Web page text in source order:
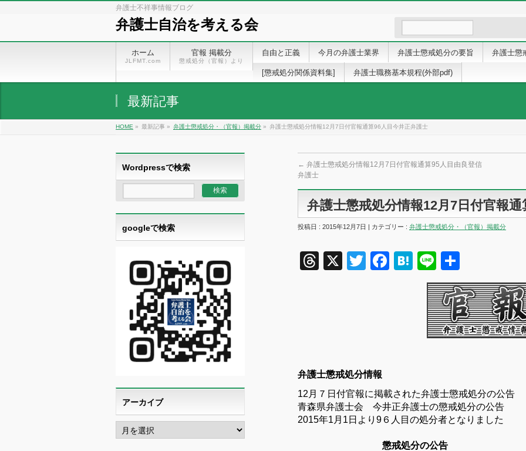
弁護士不祥事情報ブログ
弁護士自治を考える会
ホーム
JLFMT.com
官報 掲載分
懲戒処分（官報）より
自由と正義 今月の弁護士業界 弁護士懲戒処分の要旨 弁護士懲
[懲戒処分関係資料集] 弁護士職務基本規程(外部pdf)
最新記事
HOME » 最新記事 » 弁護士懲戒処分・（官報）掲載分 » 弁護士懲戒処分情報12月7日付官報通算96人目今井正弁護士
← 弁護士懲戒処分情報12月7日付官報通算95人目由良登信
弁護士
弁護士懲戒処分情報12月7日付官報
投稿日 : 2015年12月7日 | カテゴリー : 弁護士懲戒処分・（官報）掲載分
Threads
X TwitterFacebook
Hatena
Line
有
弁護士懲戒処分情報
12月７ 日付官報に掲載された弁護士懲戒処分の公告
青森県弁護士会 今井正弁護士の懲戒処分の公告
2015年1 月 1 日より9６人目の処分者となりました
懲戒処分の公告
Wordpressで検索
googleで検索
アーカイブ
ア
ー